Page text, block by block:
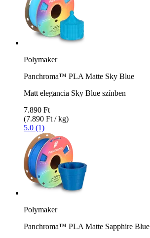
Polymaker
Panchroma™ PLA Matte Sky Blue
Matt elegancia Sky Blue színben
7.890 Ft
(7.890 Ft / kg)
5.0 (1)
Polymaker
Panchroma™ PLA Matte Sapphire Blue